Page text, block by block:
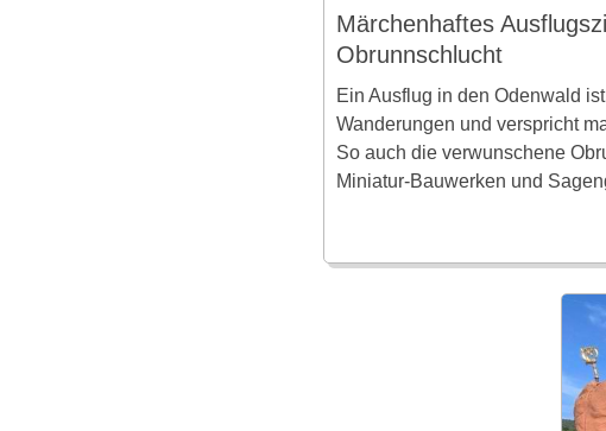
Märchenhaftes
Obrunnschlucht
Ein Ausflug in den Odenwald
Wanderungen und verspricht
So auch die verwunschene
Miniatur-Bauwerken und